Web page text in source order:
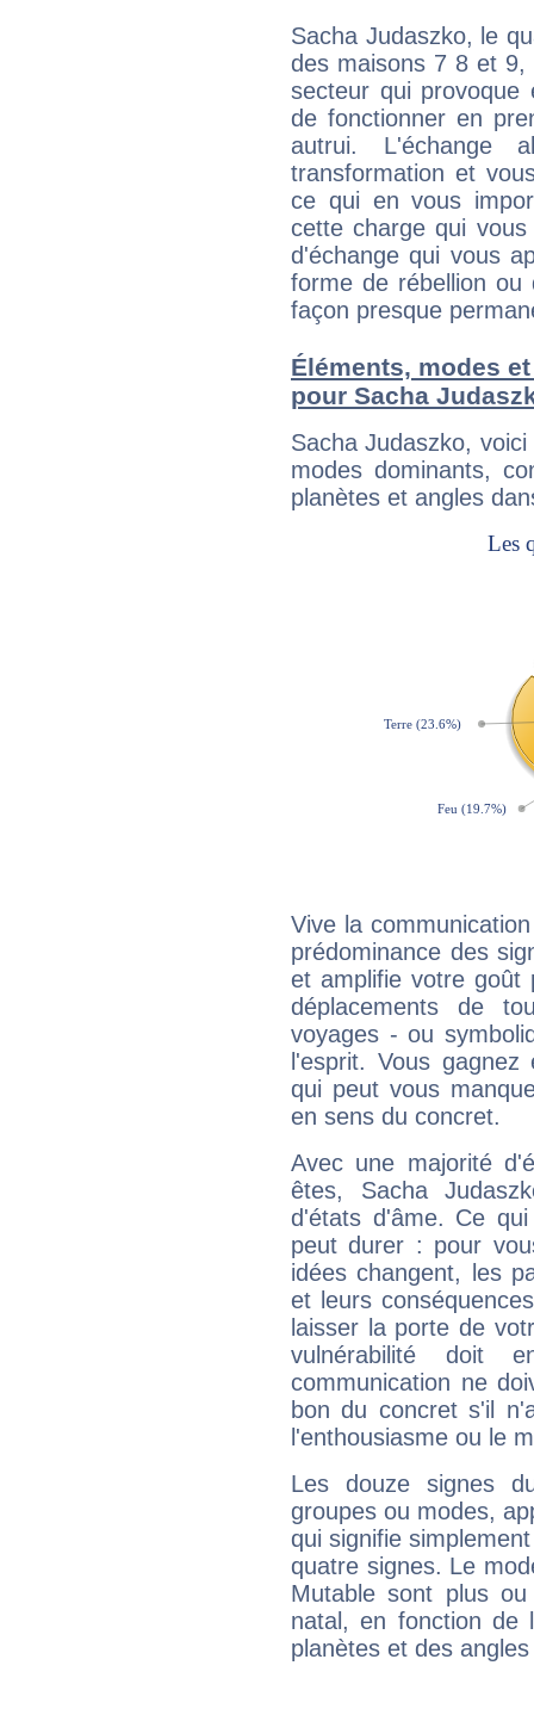
Sacha Judaszko, le
des maisons 7 8 et
secteur qui provoque
de fonctionner en
autrui. L'échange
transformation et
ce qui en vous
cette charge qui
d'échange qui vous
forme de rébellion ou
façon presque
Éléments, modes
pour Sacha
Sacha Judaszko,
modes dominants,
planètes et angles
Vive la
prédominance des
et amplifie votre goût
déplacements de
voyages - ou
l'esprit. Vous
qui peut vous
en sens du concret.
Avec une majorité
êtes, Sacha
d'états d'âme. Ce
peut durer : pour
idées changent, les
et leurs
laisser la porte de
vulnérabilité doit
communication ne
bon du concret s'il
l'enthousiasme ou le
Les douze signes
groupes ou modes,
qui signifie
quatre signes. Le
Mutable sont plus
natal, en fonction de
planètes et des